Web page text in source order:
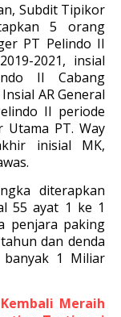
Subdit Tipikor
5 orang
PT Pelindo II
2021, insial
II Cabang
AR General
II periode
Utama PT. Way
inisial MK,
diterapkan
55 ayat 1 ke 1
penjara paking
dan denda
1 Miliar
Meraih